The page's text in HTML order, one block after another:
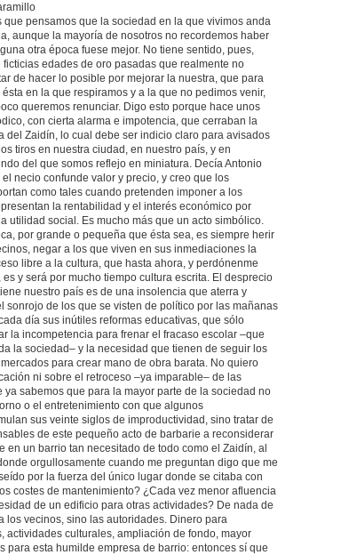
que pensamos que la sociedad en la que vivimos anda
aunque la mayoría de nosotros no recordemos haber
otra época fuese mejor. No tiene sentido, pues,
ficticias edades de oro pasadas que realmente no
de hacer lo posible por mejorar la nuestra, que para
en la que respiramos y a la que no pedimos venir,
queremos renunciar. Digo esto porque hace unos
con cierta alarma e impotencia, que cerraban la
del Zaidín, lo cual debe ser indicio claro para avisados
tiros en nuestra ciudad, en nuestro país, y en
del que somos reflejo en miniatura. Decía Antonio
necio confunde valor y precio, y creo que los
como tales cuando pretenden imponer a los
la rentabilidad y el interés económico por
utilidad social. Es mucho más que un acto simbólico.
por grande o pequeña que ésta sea, es siempre herir
negar a los que viven en sus inmediaciones la
libre a la cultura, que hasta ahora, y perdónenme
y será por mucho tiempo cultura escrita. El desprecio
nuestro país es de una insolencia que aterra y
sonrojo de los que se visten de político por las mañanas
día sus inútiles reformas educativas, que sólo
la incompetencia para frenar el fracaso escolar –que
la sociedad– y la necesidad que tienen de seguir los
para crear mano de obra barata. No quiero
ni sobre el retroceso –ya imparable– de las
ya sabemos que para la mayor parte de la sociedad no
o el entretenimiento con que algunos
sus veinte siglos de improductividad, sino tratar de
de este pequeño acto de barbarie a reconsiderar
en un barrio tan necesitado de todo como el Zaidín, al
orgullosamente cuando me preguntan digo que me
por la fuerza del único lugar donde se citaba con
costes de mantenimiento? ¿Cada vez menor afluencia
de un edificio para otras actividades? De nada de
los vecinos, sino las autoridades. Dinero para
actividades culturales, ampliación de fondo, mayor
para esta humilde empresa de barrio: entonces sí que